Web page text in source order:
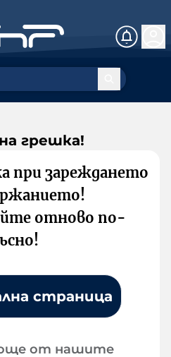
грешка!
при зареждането
отново по-
страница
от нашите